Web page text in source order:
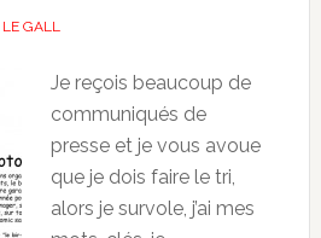
GALL
Je reçois beaucoup de
communiqués de
presse et je vous avoue
que je dois faire le tri,
alors je survole, j’ai mes